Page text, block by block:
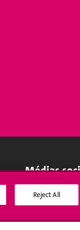
Médias
Reject All